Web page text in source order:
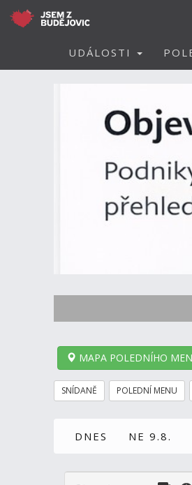
UDÁLOSTI
MAPA POLEDNÍHO
SNÍDANĚ POLEDNÍ MENU
DNES NE 9.8.